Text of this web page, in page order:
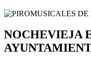
NOCHEVIEJA